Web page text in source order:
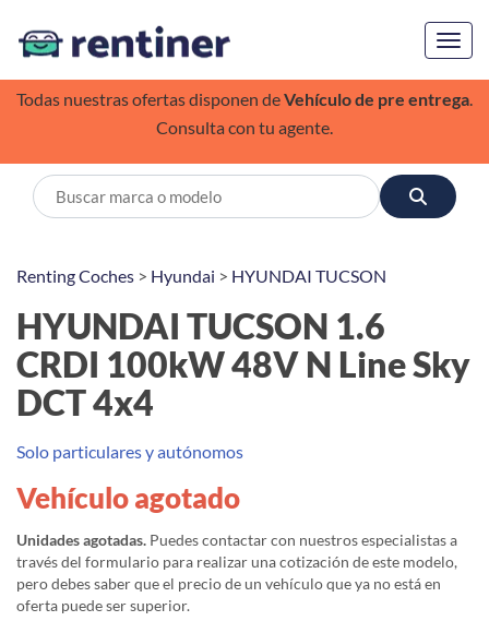
Todas nuestras ofertas disponen deVehículo de pre entrega.
Consulta con tu agente.
Renting Coches > Hyundai > HYUNDAI TUCSON
HYUNDAI TUCSON 1.6
CRDI 100kW 48V N Line Sky
DCT 4x4
Solo particulares y autónomos
Vehículo agotado
Unidades agotadas. Puedes contactar con nuestros especialistas a
través del formulario para realizar una cotización de este modelo,
pero debes saber que el precio de un vehículo que ya no está en
oferta puede ser superior.